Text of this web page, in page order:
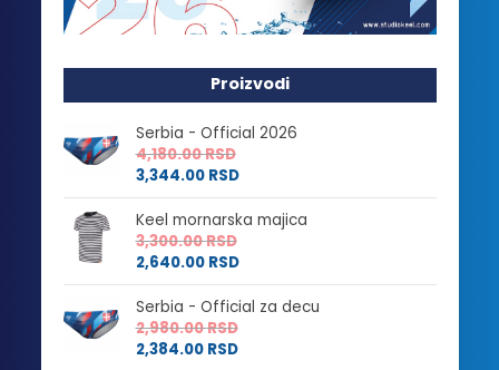
Proizvodi
Serbia - Official 2026
4,180.00RSD
3,344.00 RSD
Keel mornarska majica
3,300.00RSD
2,640.00 RSD
Serbia - Official za decu
2,980.00RSD
2,384.00 RSD